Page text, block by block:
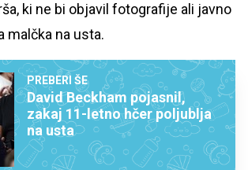
ki ne bi objavil fotografije ali javno
malčka na usta.
PREBERI ŠE
David Beckham pojasnil,
zakaj 11-letno hčer poljublja
na usta